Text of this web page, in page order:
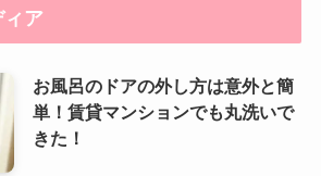
ア
お風呂のドアの外し方は意外と簡
単！賃貸マンションでも丸洗いで
きた！